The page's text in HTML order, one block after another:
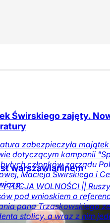
Świrskiego zajęty.
zabezpieczyła
dotyczącym kampanii
członków zarządu
Macieja Świrskiego i
warszawianinem
WOLNOŚCI ||
pod wnioskiem o
pana Trzaskowskiego
stolicy, a wraz z nim